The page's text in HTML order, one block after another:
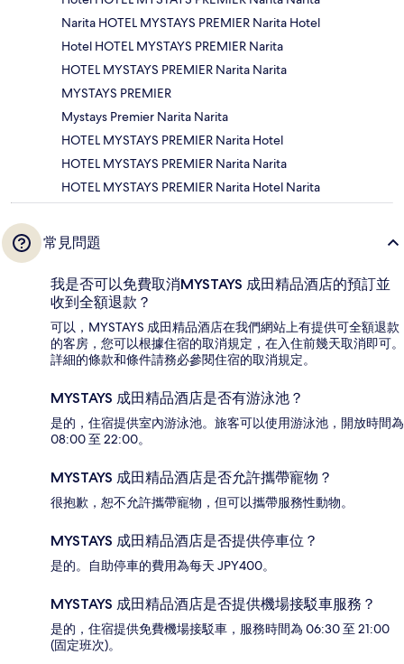
Narita HOTEL MYSTAYS PREMIER Narita Hotel
Hotel HOTEL MYSTAYS PREMIER Narita
HOTEL MYSTAYS PREMIER Narita Narita
MYSTAYS PREMIER
Mystays Premier Narita Narita
HOTEL MYSTAYS PREMIER Narita Hotel
HOTEL MYSTAYS PREMIER Narita Narita
HOTEL MYSTAYS PREMIER Narita Hotel Narita
常見問題
我是否可以免費取消MYSTAYS 成田精品酒店的預訂並
收到全額退款？
可以，MYSTAYS 成田精品酒店在我們網站上有提供可全額退款
的客房，您可以根據住宿的取消規定，在入住前幾天取消即可。
詳細的條款和條件請務必參閱住宿的取消規定。
MYSTAYS 成田精品酒店是否有游泳池？
是的，住宿提供室內游泳池。旅客可以使用游泳池，開放時間為
08:00 至 22:00。
MYSTAYS 成田精品酒店是否允許攜帶寵物？
很抱歉，恕不允許攜帶寵物，但可以攜帶服務性動物。
MYSTAYS 成田精品酒店是否提供停車位？
是的。自助停車的費用為每天 JPY400。
MYSTAYS 成田精品酒店是否提供機場接駁車服務？
是的，住宿提供免費機場接駁車，服務時間為 06:30 至 21:00
(固定班次)。